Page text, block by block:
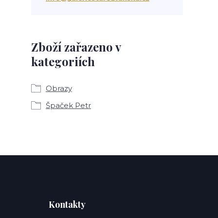
Zboží zařazeno v
kategoriích
Obrazy
Špaček Petr
Kontakty